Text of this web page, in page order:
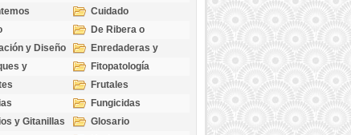
Cuidado
De Ribera o
Palustres
y Diseño
Enredaderas y
cubresuelos
y
Fitopatología
Frutales
Fungicidas
y Gitanillas
Glosario